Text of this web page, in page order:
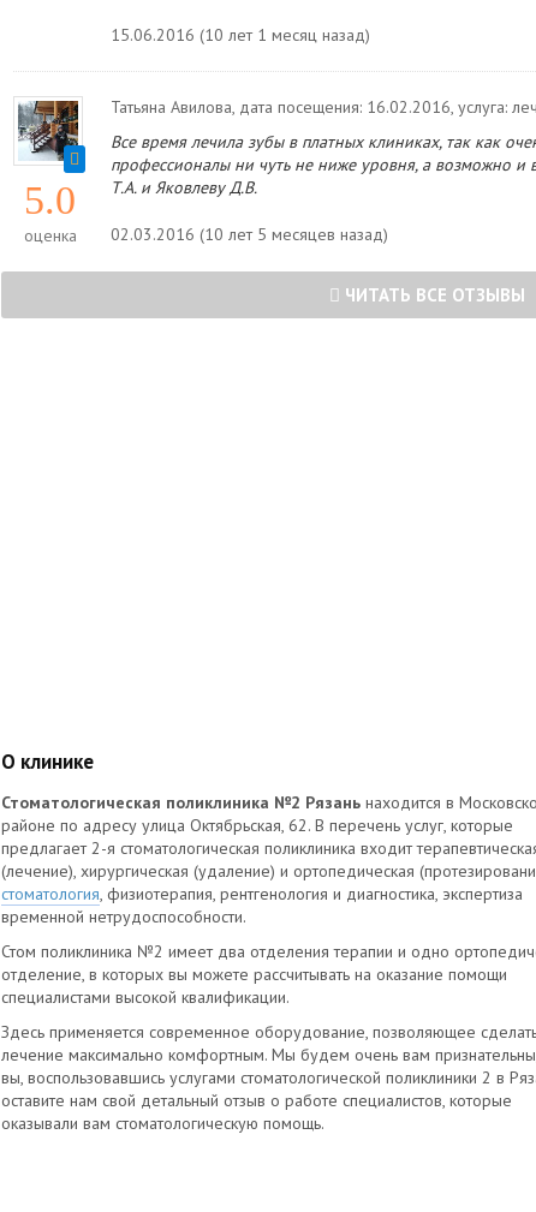
О клинике
Стоматологическая поликлиника №2 Рязань находится в
районе по адресу улица Октябрьская, 62. В перечень услуг, которые
предлагает 2-я стоматологическая поликлиника входит
(лечение), хирургическая (удаление) и ортопедическая
стоматология, физиотерапия, рентгенология и диагностика, экспертиза
временной нетрудоспособности.
Стом поликлиника №2 имеет два отделения терапии и одно
отделение, в которых вы можете рассчитывать на оказание помощи
специалистами высокой квалификации.
Здесь применяется современное оборудование, позволяющее
лечение максимально комфортным. Мы будем очень вам
вы, воспользовавшись услугами стоматологической поликлиники 2 в
оставите нам свой детальный отзыв о работе специалистов, которые
оказывали вам стоматологическую помощь.
15.06.2016 (10 лет 1 месяц назад)
5.0
оценка
Татьяна Авилова, дата посещения: 16.02.2016, услуга:
Все время лечила зубы в платных клиниках, так как
профессионалы ни чуть не ниже уровня, а возможно и
Т.А. и Яковлеву Д.В.
02.03.2016 (10 лет 5 месяцев назад)
ЧИТАТЬ ВСЕ ОТЗЫВЫ